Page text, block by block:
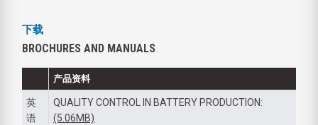
下载
BROCHURES AND MANUALS
产品资料
英
语
QUALITY CONTROL IN BATTERY PRODUCTION:
(5.06MB)